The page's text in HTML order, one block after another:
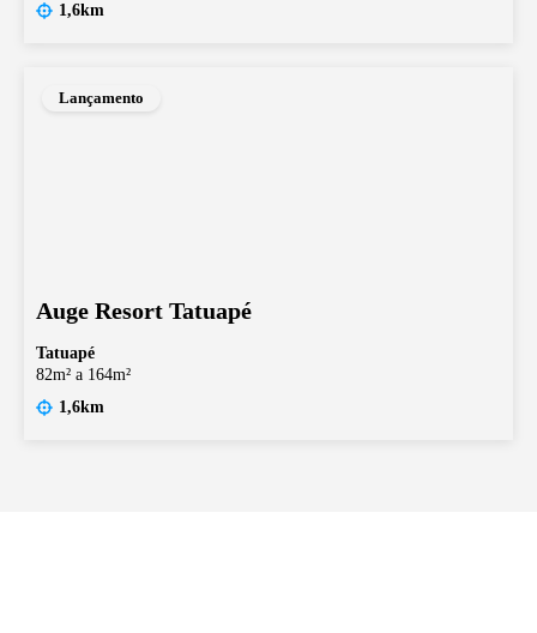
1,6km
Lançamento
Auge Resort Tatuapé
Tatuapé
82m² a 164m²
1,6km